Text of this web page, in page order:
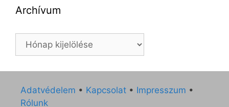
Archívum
Archívum
Adatvédelem • Kapcsolat • Impresszum •
Rólunk